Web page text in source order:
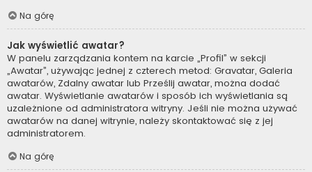
Na górę
Jak wyświetlić awatar?
W panelu zarządzania kontem na karcie „Profil” w sekcji
„Awatar”, używając jednej z czterech metod: Gravatar, Galeria
awatarów, Zdalny awatar lub Prześlij awatar, można dodać
awatar. Wyświetlanie awatarów i sposób ich wyświetlania są
uzależnione od administratora witryny. Jeśli nie można używać
awatarów na danej witrynie, należy skontaktować się z jej
administratorem.
Na górę